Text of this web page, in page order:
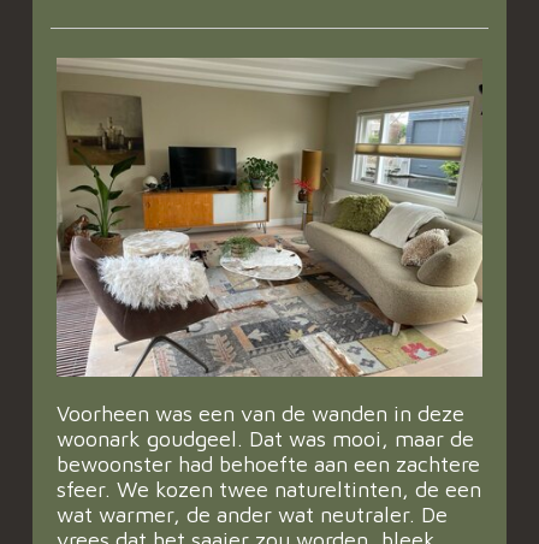
Voorheen was een van de wanden in deze
woonark goudgeel. Dat was mooi, maar de
bewoonster had behoefte aan een zachtere
sfeer. We kozen twee natureltinten, de een
wat warmer, de ander wat neutraler. De